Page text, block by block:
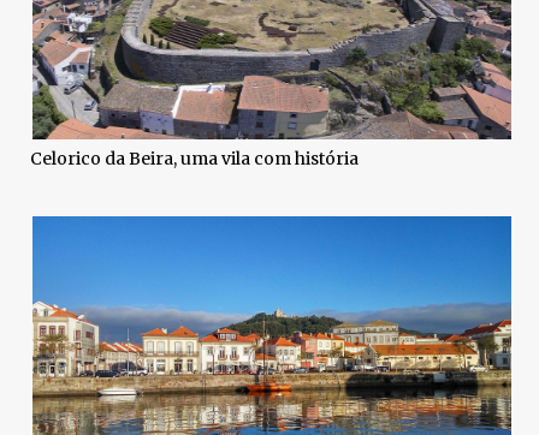
Celorico da Beira, uma vila com história